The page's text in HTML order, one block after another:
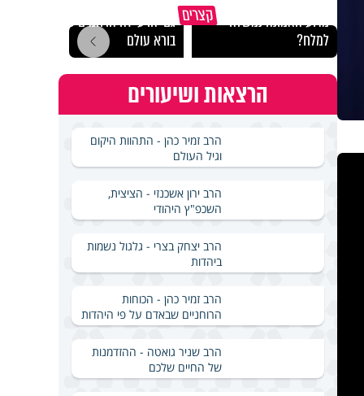
קצרים
מדוע האמונה נמשלה
למלח?
גם ׳הרע׳ זה הרחמים של
בורא עולם
הרצאות ושיעורים
הרב זמיר כהן - התהוות היקום
וגיל העולם
הרב ירון אשכנזי - הציצית,
השכפ"ץ היהודי
הרב יצחק בצרי - גלגול נשמות
ביהדות
הרב זמיר כהן - הכוחות
הרוחניים שבאדם על פי היהדות
הרב שניר גואטה - ההזדמנות
של החיים שלכם